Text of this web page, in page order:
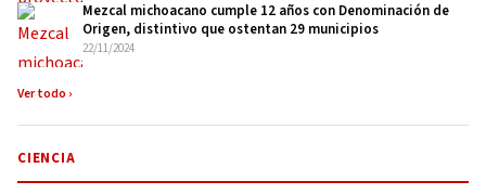
Mezcal michoacano cumple 12 años con Denominación de
Origen, distintivo que ostentan 29 municipios
22/11/2024
Ver todo ›
CIENCIA